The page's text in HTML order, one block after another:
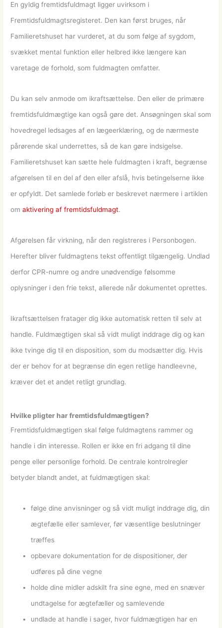
En gyldig fremtidsfuldmagt ligger uvirksom i
Fremtidsfuldmagtsregisteret. Den kan først bruges, når
Familieretshuset har vurderet, at du som følge af sygdom,
svækket mental funktion eller helbred ikke længere kan
varetage de forhold, som fuldmagten omfatter.
Du kan selv anmode om ikraftsættelse. Den eller de primære
fremtidsfuldmægtige kan også gøre det. Ansøgningen skal som
hovedregel ledsages af en lægeerklæring, og de nærmeste
pårørende skal underrettes, så de kan gøre indsigelse.
Familieretshuset kan sætte hele fuldmagten i kraft, begrænse
afgørelsen til en del af den eller afslå, hvis betingelserne ikke
er opfyldt. Det samlede forløb er beskrevet nærmere i artiklen
omaktivering af fremtidsfuldmagt.
Afgørelsen får virkning, når den registreres i Personbogen.
Herefter bliver fuldmagtens tekst offentligt tilgængelig. Undlad
derfor CPR-numre og andre unødvendige følsomme
oplysninger i den frie tekst, allerede når dokumentet oprettes.
Ikraftsættelsen fratager dig ikke automatisk retten til selv at
handle. Fuldmægtigen skal så vidt muligt inddrage dig og kan
ikke tvinge dig til en disposition, som du modsætter dig. Hvis
der er behov for at begrænse din egen retlige handleevne,
kræver det et andet retligt grundlag.
Hvilke pligter har fremtidsfuldmægtigen?
Fremtidsfuldmægtigen skal følge fuldmagtens rammer og
handle i din interesse. Rollen er ikke en fri adgang til dine
penge eller personlige forhold. De centrale kontrolregler
betyder blandt andet, at fuldmægtigen skal:
følge dine anvisninger og så vidt muligt inddrage dig, din
ægtefælle eller samlever, før væsentlige beslutninger
træffes
opbevare dokumentation for de dispositioner, der
udføres på dine vegne
holde dine midler adskilt fra sine egne, med en snæver
undtagelse for ægtefæller og samlevende
undlade at handle i sager, hvor fuldmægtigen har en